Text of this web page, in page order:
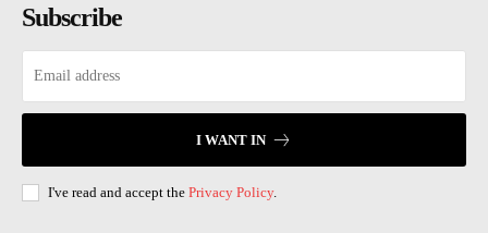
Subscribe
I WANT IN
I've read and accept the Privacy Policy.